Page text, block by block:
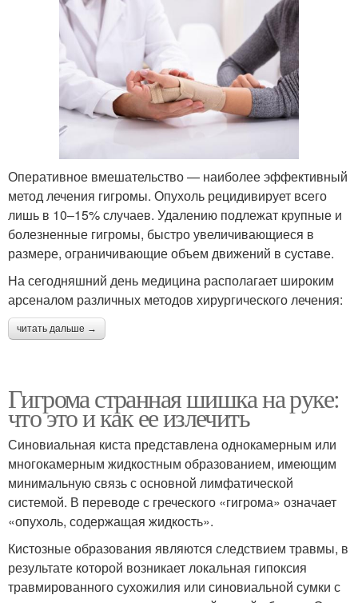
Оперативное вмешательство — наиболее эффективный
метод лечения гигромы. Опухоль рецидивирует всего
лишь в 10–15% случаев. Удалению подлежат крупные и
болезненные гигромы, быстро увеличивающиеся в
размере, ограничивающие объем движений в суставе.
На сегодняшний день медицина располагает широким
арсеналом различных методов хирургического лечения:
читать дальше →
Гигрома странная шишка на руке:
что это и как ее излечить
Синовиальная киста представлена однокамерным или
многокамерным жидкостным образованием, имеющим
минимальную связь с основной лимфатической
системой. В переводе с греческого «гигрома» означает
«опухоль, содержащая жидкость».
Кистозные образования являются следствием травмы, в
результате которой возникает локальная гипоксия
травмированного сухожилия или синовиальной сумки с